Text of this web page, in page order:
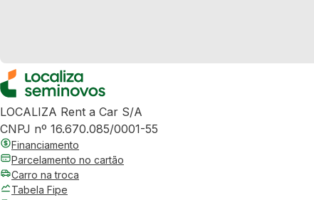
LOCALIZA Rent a Car S/A
CNPJ nº 16.670.085/0001-55
Financiamento
Parcelamento no cartão
Carro na troca
Tabela Fipe